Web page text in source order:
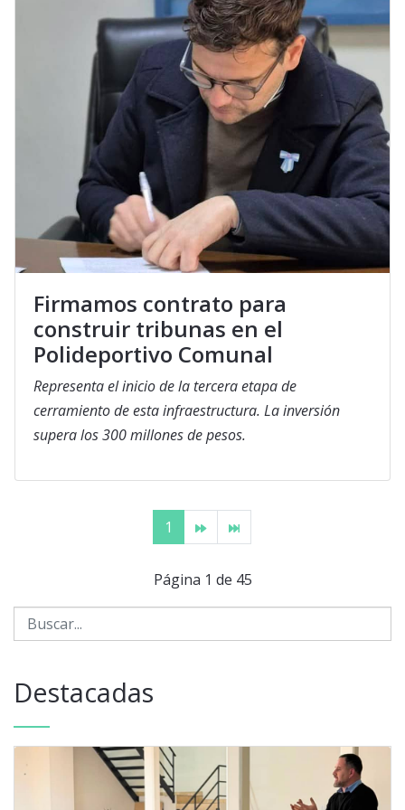
Firmamos contrato para
construir tribunas en el
Polideportivo Comunal
Representa el inicio de la tercera etapa de
cerramiento de esta infraestructura. La inversión
supera los 300 millones de pesos.
1
Página 1 de 45
Destacadas